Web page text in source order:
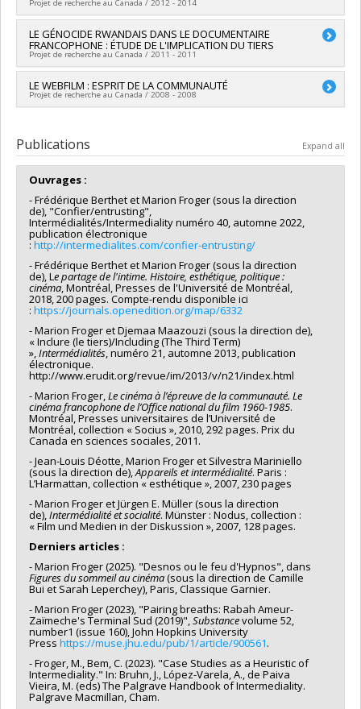
Despoix
Forest
Lynn Copeland,Pierre Anctil,Viva Paci,Marie-Madeleine
Mervant-Roux,Arthur Kroker ,Philippe Bouquillion
Louis Déotte
Funding sources:CRSH/Conseil de recherches en sciences
humaines du Canada
Projet de recherche au Canada / 2012 - 2014
Lead researcher :Marion Froger
Funding sources:CRSH/Conseil de recherches en sciences
humaines du Canada
PVXXXXXX-Aide aux ateliers et aux colloques
de recherche au Canada
LE GÉNOCIDE RWANDAIS DANS LE DOCUMENTAIRE
FRANCOPHONE : ÉTUDE DE L'IMPLICATION DU TIERS
Projet de recherche au Canada / 2011 - 2011
Lead researcher :Marion Froger
LE WEBFILM : ESPRIT DE LA COMMUNAUTÉ
Projet de recherche au Canada / 2008 - 2008
Publications Expand all
Ouvrages :
- Frédérique Berthet et Marion Froger (sous la direction
de), "Confier/entrusting",
Intermédialités/Intermediality numéro 40, automne 2022,
publication électronique
: http://intermedialites.com/confier-entrusting/
- Frédérique Berthet et Marion Froger (sous la direction
de), Le partage de l'intime. Histoire, esthétique, politique :
cinéma, Montréal, Presses de l'Université de Montréal,
2018, 200 pages. Compte-rendu disponible ici
: https://journals.openedition.org/map/6332
- Marion Froger et Djemaa Maazouzi (sous la direction de),
« Inclure (le tiers)/Including (The Third Term)
»,Intermédialités, numéro 21, automne 2013, publication
électronique.
http://www.erudit.org/revue/im/2013/v/n21/index.html
- Marion Froger,Le cinéma à l’épreuve de la communauté. Le
cinéma francophone de l’Office national du film 1960-1985.
Montréal, Presses universitaires de l’Université de
Montréal, collection « Socius », 2010, 292 pages. Prix du
Canada en sciences sociales, 2011.
- Jean-Louis Déotte, Marion Froger et Silvestra Mariniello
(sous la direction de),Appareils et intermédialité. Paris :
L’Harmattan, collection « esthétique », 2007, 230 pages
- Marion Froger et Jürgen E. Müller (sous la direction
de),Intermédialité et socialité. Münster : Nodus, collection :
« Film und Medien in der Diskussion », 2007, 128 pages.
Derniers articles :
- Marion Froger (2025). "Desnos ou le feu d'Hypnos", dans
Figures du sommeil au cinéma(sous la direction de Camille
Bui et Sarah Leperchey), Paris, Classique Garnier.
- Marion Froger (2023), "Pairing breaths: Rabah Ameur-
Zaïmeche's Terminal Sud (2019)",Substancevolume 52,
number1 (issue 160), John Hopkins University
Press https://muse.jhu.edu/pub/1/article/900561.
- Froger, M., Bem, C. (2023). "Case Studies as a Heuristic of
Intermediality." In: Bruhn, J., López-Varela, A., de Paiva
Vieira, M. (eds) The Palgrave Handbook of Intermediality.
Palgrave Macmillan, Cham.